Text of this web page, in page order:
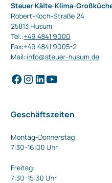
Steuer Kälte-Klima-
Robert-Koch-Straße 24
25813 Husum
Tel.:+49 4841 9000
Fax:+49 4841 9005-2
Mail: info@steuer-husum.de
Geschäftszeiten
Montag-Donnerstag:
7:30-16:00 Uhr
Freitag:
7:30-15:30 Uhr